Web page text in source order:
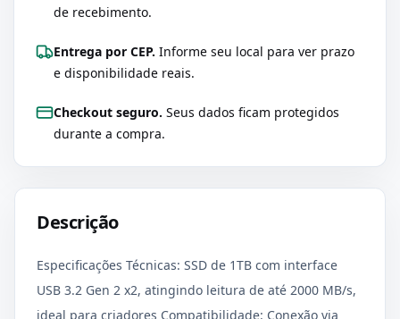
de recebimento.
Entrega por CEP. Informe seu local para ver prazo
e disponibilidade reais.
Checkout seguro. Seus dados ficam protegidos
durante a compra.
Descrição
Especificações Técnicas: SSD de 1TB com interface
USB 3.2 Gen 2 x2, atingindo leitura de até 2000 MB/s,
ideal para criadores Compatibilidade: Conexão via